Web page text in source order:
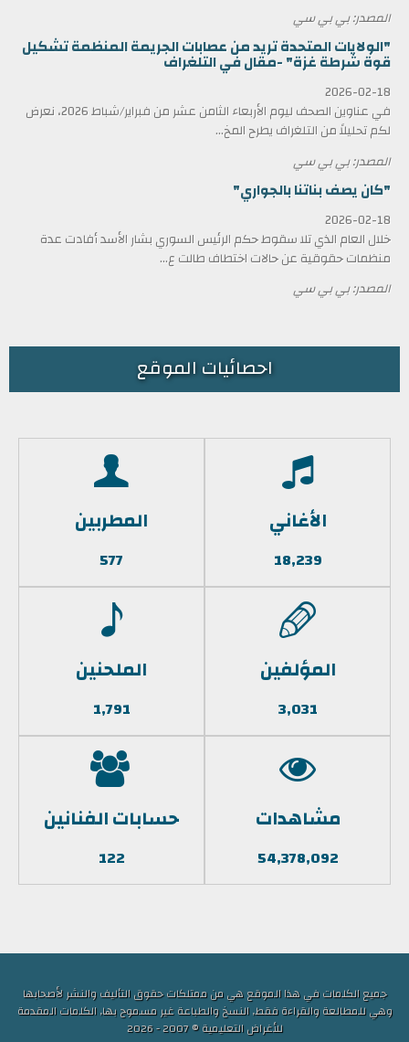
المصدر: بي بي سي
"الولايات المتحدة تريد من عصابات الجريمة المنظمة تشكيل
قوة شرطة غزة" -مقال في التلغراف
2026-02-18
في عناوين الصحف ليوم الأربعاء الثامن عشر من فبراير/شباط 2026، نعرض
لكم تحليلاً من التلغراف يطرح المخ...
المصدر: بي بي سي
"كان يصف بناتنا بالجواري"
2026-02-18
خلال العام الذي تلا سقوط حكم الرئيس السوري بشار الأسد أفادت عدة
منظمات حقوقية عن حالات اختطاف طالت ع...
المصدر: بي بي سي
احصائيات الموقع
الأغاني
18,239
المطربين
577
المؤلفين
3,031
الملحنين
1,791
مشاهدات
54,378,092
حسابات الفنانين
122
جميع الكلمات في هذا الموقع هي من ممتلكات حقوق التأليف والنشر لأصحابها
وهي للمطالعة والقراءة فقط, النسخ والطباعة غير مسموح بها, الكلمات المقدمة
للأغراض التعليمية © 2007 - 2026